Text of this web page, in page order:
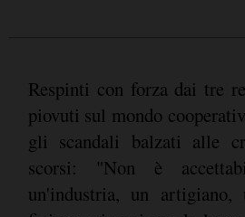
Respinti con forza dai tre
piovuti sul mondo
gli scandali balzati alle
scorsi: "Non è
un'industria, un artigiano,